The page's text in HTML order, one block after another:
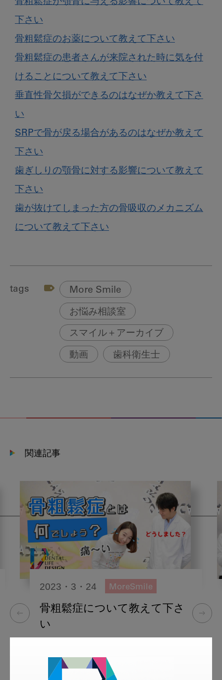
下さい
骨粗鬆症のお薬について教えて下さい
骨粗鬆症の患者さんが来院された時に気を付
けることについて教えて下さい
垂直性骨欠損ができるのはなぜか教えて下さ
い
SRPで骨が戻る場合があるのはなぜか教えて
下さい
歯ぎしりの顎骨に対する影響について教えて
下さい
歯が抜けてしまった方の骨吸収のメカニズム
について教えて下さい
tags More Smile
お悩み相談室
スマイル＋アーカイブ
動画 歯科衛生士
関連記事
2023・3・24 MoreSmile
骨粗鬆症について教えて下さ
い
お悩み相談室